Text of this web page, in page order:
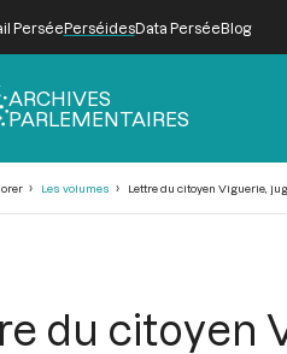
PerséePerséidesData PerséeBlog
ARCHIVES
PARLEMENTAIRES
Les volumes Lettre du citoyen Viguerie,
du citoyen